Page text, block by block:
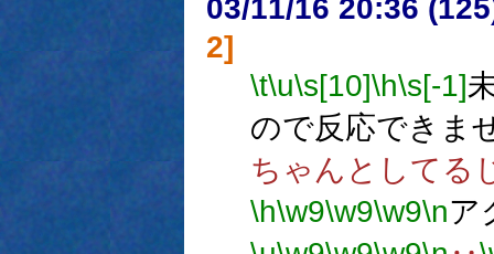
03/11/16 20:36
2]
\t\u\s[10]\h\s[-1]
ので反応できま
ちゃんとしてる
\h\w9\w9\w9\nア